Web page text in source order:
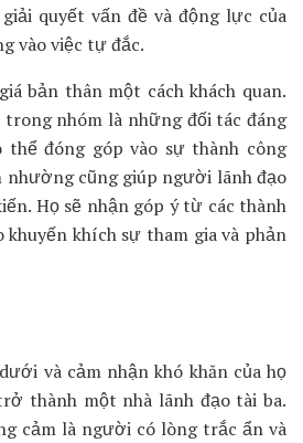
quyết vấn đề và động lực của
vào việc tự đắc.
bản thân một cách khách quan.
trong nhóm là những đối tác đáng
thể đóng góp vào sự thành công
nhường cũng giúp người lãnh đạo
Họ sẽ nhận góp ý từ các thành
khuyến khích sự tham gia và phản
và cảm nhận khó khăn của họ
thành một nhà lãnh đạo tài ba.
cảm là người có lòng trắc ẩn và